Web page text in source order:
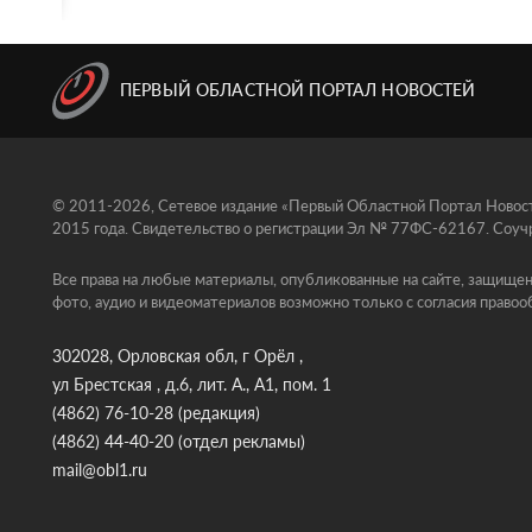
ПЕРВЫЙ ОБЛАСТНОЙ ПОРТАЛ НОВОСТЕЙ
© 2011-2026, Сетевое издание «Первый Областной Портал
2015 года. Свидетельство о регистрации Эл № 77ФС-62167.
Все права на любые материалы, опубликованные на сайте,
фото, аудио и видеоматериалов возможно только с согласия
302028, Орловская обл, г Орёл ,
ул Брестская , д.6, лит. А., А1, пом. 1
(4862) 76-10-28 (редакция)
(4862) 44-40-20 (отдел рекламы)
mail@obl1.ru